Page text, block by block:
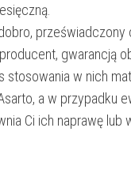
przeświadczony
gwarancją
stosowania w nich
a w przypadku
Ci ich naprawę lub